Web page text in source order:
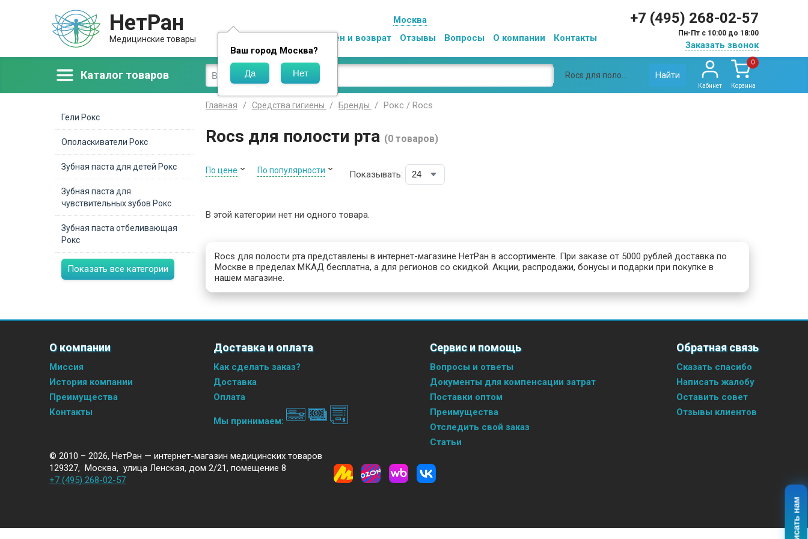
НетРан
Медицинские товары
Москва
Ваш город Москва?
Обмен и возврат Отзывы Вопросы О компании Контакты
+7 (495) 268-02-57
Пн-Пт с 10:00 до 18:00
Заказать звонок
Каталог товаров Найти
Кабинет
0
Корзина
Гели Рокс
Ополаскиватели Рокс
Зубная паста для детей Рокс
Зубная паста для
чувствительных зубов Рокс
Зубная паста отбеливающая
Рокс
Показать все категории
Главная Средства гигиены Бренды Рокс / Rocs
Rocs для полости рта (0 товаров)
По цене По популярности Показывать:
В этой категории нет ни одного товара.
Rocs для полости рта представлены в интернет-магазине НетРан в ассортименте. При заказе от 5000 рублей доставка по
Москве в пределах МКАД бесплатна, а для регионов со скидкой. Акции, распродажи, бонусы и подарки при покупке в
нашем магазине.
О компании
Миссия
История компании
Преимущества
Контакты
Доставка и оплата
Как сделать заказ?
Доставка
Оплата
Мы принимаем:
Сервис и помощь
Вопросы и ответы
Документы для компенсации затрат
Поставки оптом
Преимущества
Отследить свой заказ
Статьи
Обратная связь
Сказать спасибо
Написать жалобу
Оставить совет
Отзывы клиентов
© 2010 – 2026, НетРан — интернет-магазин медицинских товаров
129327, Москва, улица Ленская, дом 2/21, помещение 8
+7 (495) 268-02-57